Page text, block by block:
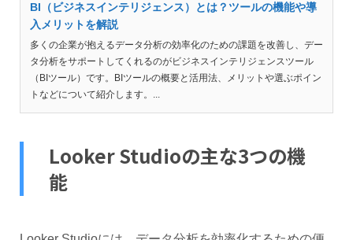
BI（ビジネスインテリジェンス）とは？ツールの機能や導
入メリットを解説
多くの企業が抱えるデータ分析の効率化のための課題を改善し、デー
タ分析をサポートしてくれるのがビジネスインテリジェンスツール
（BIツール）です。BIツールの概要と活用法、メリットや選ぶポイン
トなどについて紹介します。...
Looker Studioの主な3つの機
能